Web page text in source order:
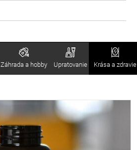
Záhrada a hobby Upratovanie Krása a zdravie